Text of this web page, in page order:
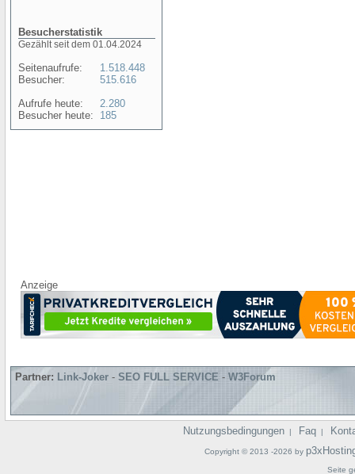
Besucherstatistik
Gezählt seit dem 01.04.2024
Seitenaufrufe:
Besucher:
Aufrufe heute:
Besucher heute:
1.518.448
515.616
2.280
185
Anzeige
Partner: Link-Joker - SEO FULL SERVICE - W3Forum
Nutzungsbedingungen | Faq |
Copyright © 2013 -2026 by
Seite